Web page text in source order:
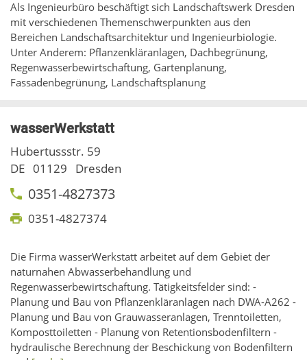
Als Ingenieurbüro beschäftigt sich Landschaftswerk Dresden
mit verschiedenen Themenschwerpunkten aus den
Bereichen Landschaftsarchitektur und Ingenieurbiologie.
Unter Anderem: Pflanzenkläranlagen, Dachbegrünung,
Regenwasserbewirtschaftung, Gartenplanung,
Fassadenbegrünung, Landschaftsplanung
wasserWerkstatt
Hubertussstr. 59
DE 01129 Dresden
0351-4827373
0351-4827374
Die Firma wasserWerkstatt arbeitet auf dem Gebiet der
naturnahen Abwasserbehandlung und
Regenwasserbewirtschaftung. Tätigkeitsfelder sind: -
Planung und Bau von Pflanzenkläranlagen nach DWA-A262 -
Planung und Bau von Grauwasseranlagen, Trenntoiletten,
Komposttoiletten - Planung von Retentionsbodenfiltern -
hydraulische Berechnung der Beschickung von Bodenfiltern